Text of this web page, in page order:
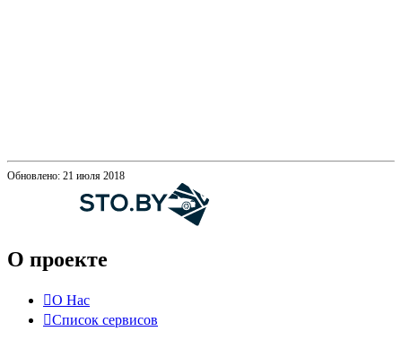
Обновлено: 21 июля 2018
О проекте
О Нас
Список сервисов